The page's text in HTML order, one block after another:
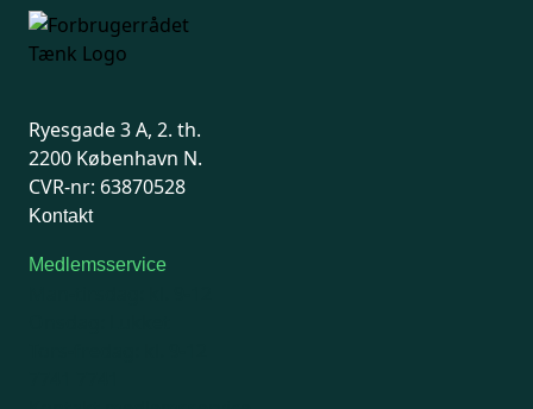
Ryesgade 3 A, 2. th.
2200 København N.
CVR-nr: 63870528
Kontakt
Medlemsservice